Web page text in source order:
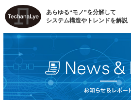
あらゆる“モノ”を分解して
システム構造やトレンドを解説